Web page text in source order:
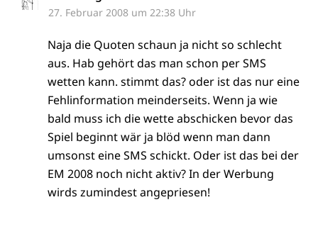
27. Februar 2008 um 22:38 Uhr
Naja die Quoten schaun ja nicht so schlecht
aus. Hab gehört das man schon per SMS
wetten kann. stimmt das? oder ist das nur eine
Fehlinformation meinderseits. Wenn ja wie
bald muss ich die wette abschicken bevor das
Spiel beginnt wär ja blöd wenn man dann
umsonst eine SMS schickt. Oder ist das bei der
EM 2008 noch nicht aktiv? In der Werbung
wirds zumindest angepriesen!